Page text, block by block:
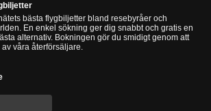
bästa flygbiljetter bland resebyråer och
En enkel sökning ger dig snabbt och gratis en
alternativ. Bokningen gör du smidigt genom att
våra återförsäljare.